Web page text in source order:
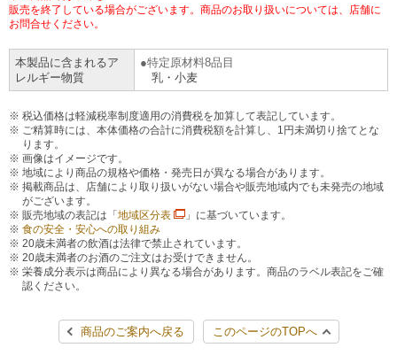
ニンテンドー・ダウンロードカード
スキャン
ファクス
チケット
プリペイドサービス
スポーツ振興くじ
行政サービス
セブン銀行ATM
ご利用可能なお支払い方法
各種料金のお支払い
スマホプリペイド
レジでApple Accountにチャージ
オンラインフォトサービス
チケットぴあ
イープラス
CNプレイガイド
JTB
タワーレコード
セブンネットショッピング
停電時のサービス停止のお知らせ
貸借対照表・損益計算書
沿革
国内店舗数
売上高、店舗数推移
セブン‐イレブンの海外事業
データで見るセブン‐イレブン
セブン‐イレブンの「商品力」
サステナビリティ推進体制
GREEN CHALLENGE 2050
4VISIONS
サステナビリティニュース
サステナビリティレポート
報告書ライブラリー
お問い合わせ
English (Corporate)
English (Services)
中文[繁體字](服務)
简体中文(服务)
한국어(서비스)
ภาษาไทย(บริการ)
販売を終了している場合がございます。商品のお取り扱いについては、店舗に
お問合せください。
本製品に含まれるア
レルギー物質
特定原材料8品目
乳・小麦
税込価格は軽減税率制度適用の消費税を加算して表記しています。
ご精算時には、本体価格の合計に消費税額を計算し、1円未満切り捨てとな
ります。
画像はイメージです。
地域により商品の規格や価格・発売日が異なる場合があります。
掲載商品は、店舗により取り扱いがない場合や販売地域内でも未発売の地域
がございます。
販売地域の表記は「 地域区分表
」に基づいています。
食の安全・安心への取り組み
20歳未満者の飲酒は法律で禁止されています。
20歳未満者のお酒のご注文はお受けできません。
栄養成分表示は商品により異なる場合があります。商品のラベル表記をご確
認ください。
商品のご案内へ戻る このページのTOPへ